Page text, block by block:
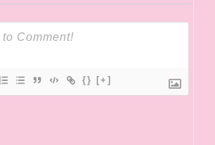
{} [+]